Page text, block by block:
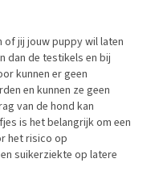
of jij jouw puppy wil laten
dan de testikels en bij
kunnen er geen
en kunnen ze geen
van de hond kan
is het belangrijk om een
het risico op
suikerziekte op latere